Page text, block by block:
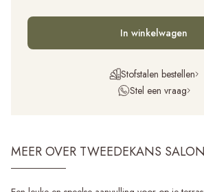
In winkelwagen
Stofstalen bestellen
Stel een vraag
MEER OVER TWEEDEKANS